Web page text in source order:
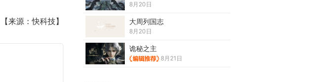
【来源：快科技】
8月20日
大周列国志
8月20日
诡秘之主
8月21日